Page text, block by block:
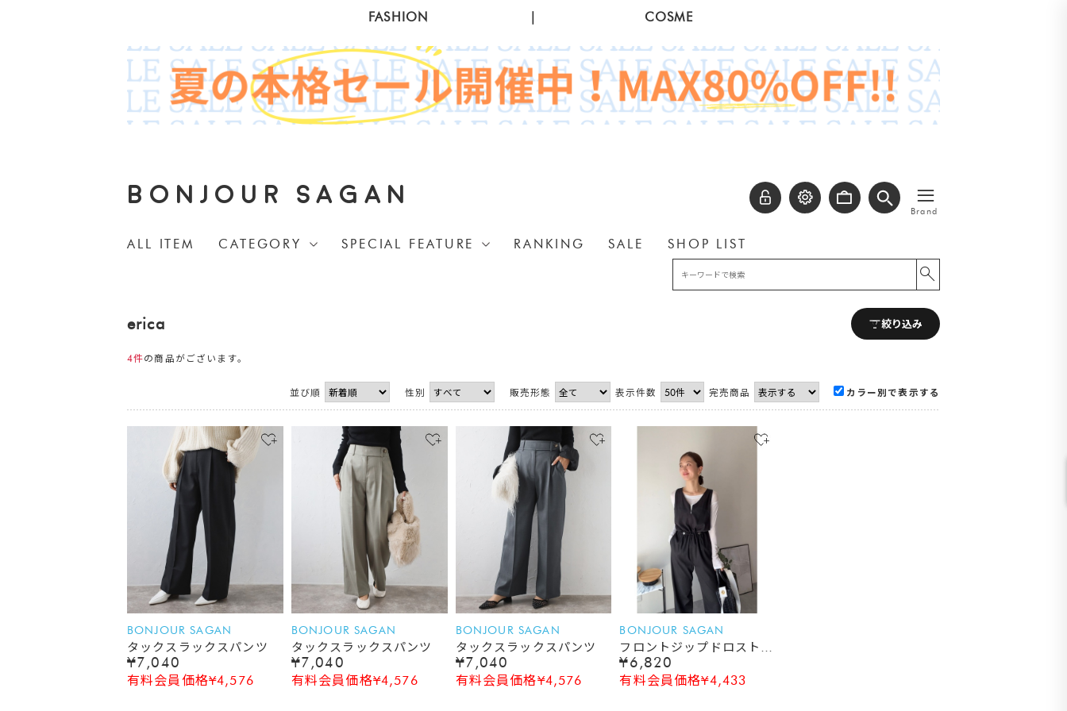
FASHION COSME
BONJOUR SAGAN ≡
Brand
ALL ITEM CATEGORY SPECIAL FEATURE RANKING SALE SHOP LIST
erica 絞り込み
4件の商品がございます。
並び順 性別 販売形態 表示件数 完売商品 カラー別で表示する
BONJOUR SAGAN
タックスラックスパンツ
¥7,040
有料会員価格¥4,576
BONJOUR SAGAN
タックスラックスパンツ
¥7,040
有料会員価格¥4,576
BONJOUR SAGAN
タックスラックスパンツ
¥7,040
有料会員価格¥4,576
BONJOUR SAGAN
フロントジップドロストオ
ールインワン
¥6,820
有料会員価格¥4,433